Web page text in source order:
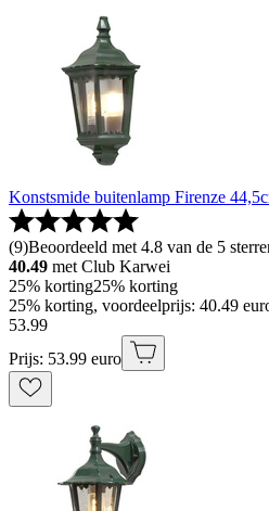
Konstsmide buitenlamp Firenze
(9)Beoordeeld met 4.8 van de 5
40.49 met Club Karwei
25% korting25% korting
25% korting, voordeelprijs: 40.49
53.99
Prijs: 53.99 euro